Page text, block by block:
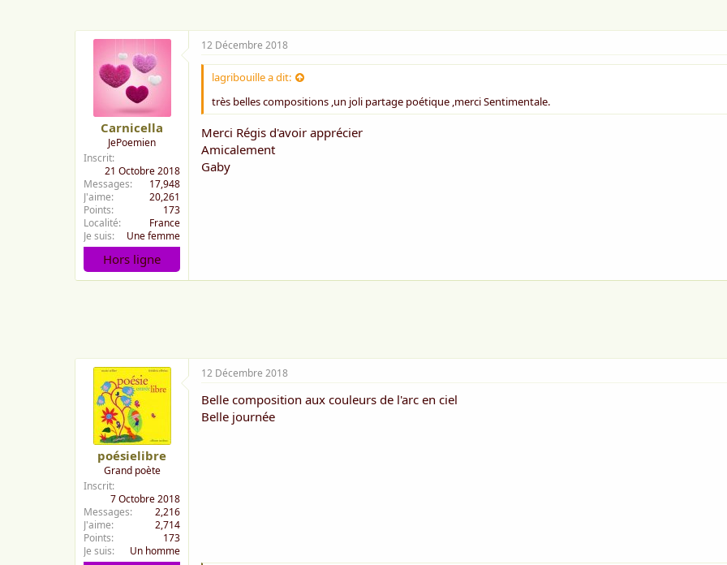
Carnicella
JePoemien
Inscrit
21 Octobre 2018
Messages
17,948
J'aime
20,261
Points
173
Localité
France
Je suis
Une femme
Hors ligne
12 Décembre 2018
lagribouille a dit:
très belles compositions ,un joli partage poétique ,merci Sentimentale.
Merci Régis d'avoir apprécier
Amicalement
Gaby
poésielibre
Grand poète
Inscrit
7 Octobre 2018
Messages
2,216
J'aime
2,714
Points
173
Je suis
Un homme
12 Décembre 2018
Belle composition aux couleurs de l'arc en ciel
Belle journée